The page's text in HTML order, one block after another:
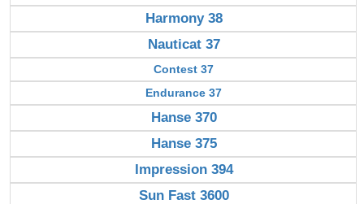
Harmony 38
Nauticat 37
Contest 37
Endurance 37
Hanse 370
Hanse 375
Impression 394
Sun Fast 3600